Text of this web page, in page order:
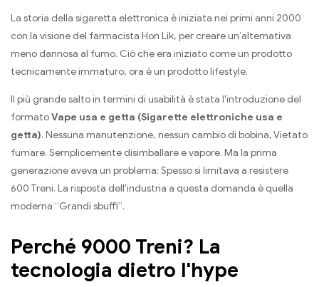
La storia della sigaretta elettronica è iniziata nei primi anni 2000
con la visione del farmacista Hon Lik, per creare un’alternativa
meno dannosa al fumo. Ciò che era iniziato come un prodotto
tecnicamente immaturo, ora è un prodotto lifestyle.
Il più grande salto in termini di usabilità è stata l'introduzione del
formatoVape usa e getta (Sigarette elettroniche usa e
getta). Nessuna manutenzione, nessun cambio di bobina, Vietato
fumare. Semplicemente disimballare e vapore. Ma la prima
generazione aveva un problema: Spesso si limitava a resistere
600 Treni. La risposta dell'industria a questa domanda è quella
moderna “Grandi sbuffi”.
Perché 9000 Treni? La
tecnologia dietro l'hype